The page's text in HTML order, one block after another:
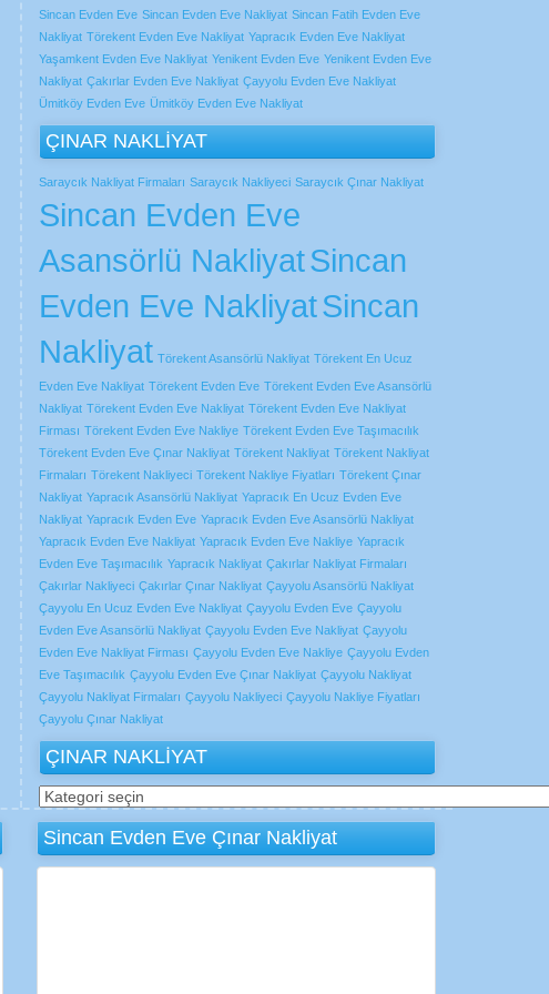
Sincan Evden Eve Sincan Evden Eve Nakliyat Sincan Fatih Evden Eve
Nakliyat Törekent Evden Eve Nakliyat Yapracık Evden Eve Nakliyat
Yaşamkent Evden Eve Nakliyat Yenikent Evden Eve Yenikent Evden Eve
Nakliyat Çakırlar Evden Eve Nakliyat Çayyolu Evden Eve Nakliyat
Ümitköy Evden Eve Ümitköy Evden Eve Nakliyat
ÇINAR NAKLİYAT
Saraycık Nakliyat Firmaları Saraycık Nakliyeci Saraycık Çınar Nakliyat
Sincan Evden Eve
Asansörlü NakliyatSincan
Evden Eve NakliyatSincan
Nakliyat Törekent Asansörlü Nakliyat Törekent En Ucuz
Evden Eve Nakliyat Törekent Evden Eve Törekent Evden Eve Asansörlü
Nakliyat Törekent Evden Eve Nakliyat Törekent Evden Eve Nakliyat
Firması Törekent Evden Eve Nakliye Törekent Evden Eve Taşımacılık
Törekent Evden Eve Çınar Nakliyat Törekent Nakliyat Törekent Nakliyat
Firmaları Törekent Nakliyeci Törekent Nakliye Fiyatları Törekent Çınar
Nakliyat Yapracık Asansörlü Nakliyat Yapracık En Ucuz Evden Eve
Nakliyat Yapracık Evden Eve Yapracık Evden Eve Asansörlü Nakliyat
Yapracık Evden Eve Nakliyat Yapracık Evden Eve Nakliye Yapracık
Evden Eve Taşımacılık Yapracık Nakliyat Çakırlar Nakliyat Firmaları
Çakırlar Nakliyeci Çakırlar Çınar Nakliyat Çayyolu Asansörlü Nakliyat
Çayyolu En Ucuz Evden Eve Nakliyat Çayyolu Evden Eve Çayyolu
Evden Eve Asansörlü Nakliyat Çayyolu Evden Eve Nakliyat Çayyolu
Evden Eve Nakliyat Firması Çayyolu Evden Eve Nakliye Çayyolu Evden
Eve Taşımacılık Çayyolu Evden Eve Çınar Nakliyat Çayyolu Nakliyat
Çayyolu Nakliyat Firmaları Çayyolu Nakliyeci Çayyolu Nakliye Fiyatları
Çayyolu Çınar Nakliyat
ÇINAR NAKLİYAT
ÇINAR
NAKLİYAT
Sincan Evden Eve Çınar Nakliyat